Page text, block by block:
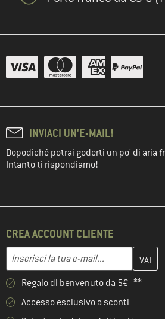
INVIACI UN'E-MAIL!
Dopodiché potrai goderti un po' di aria
Intanto ti rispondiamo!
CREA ACCOUNT CLIENTE
Indirizzo e-mail
Inserisci qui il tuo indirizzo e-mail e
Regalo di benvenuto da 5€ **
Accesso esclusivo a sconti